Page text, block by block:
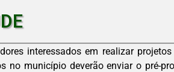
interessados em realizar
no município deverão enviar o pré-